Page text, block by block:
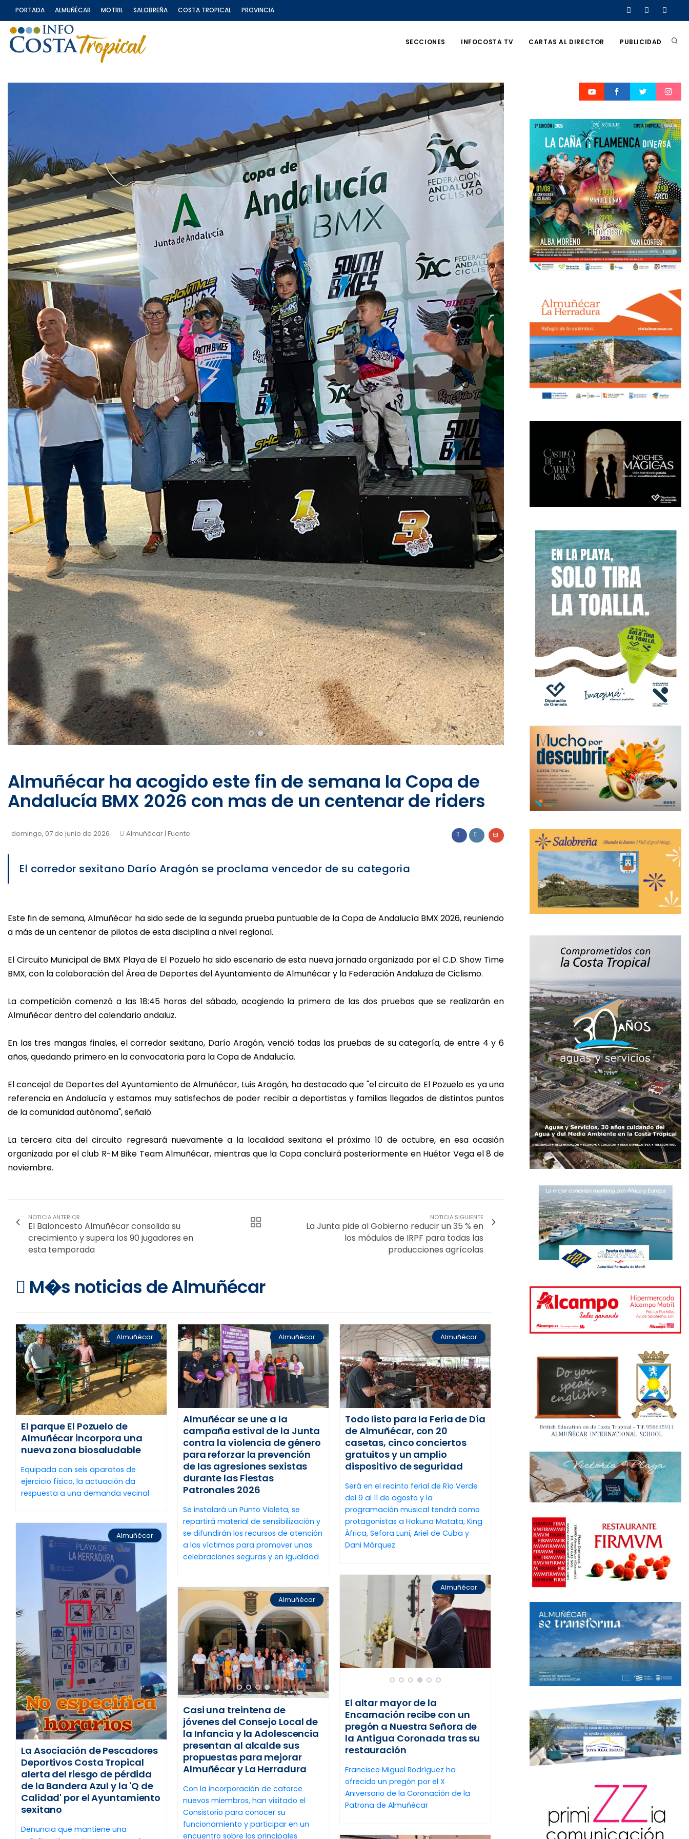
PORTADA ALMUÑÉCAR MOTRIL SALOBREÑA COSTA TROPICAL PROVINCIA
SECCIONES INFOCOSTA TV CARTAS AL DIRECTOR PUBLICIDAD
Almuñécar ha acogido este fin de semana la Copa de
Andalucía BMX 2026 con mas de un centenar de riders
domingo, 07 de junio de 2026 Almuñécar| Fuente:
El corredor sexitano Darío Aragón se proclama vencedor de su categoria
Este fin de semana, Almuñécar ha sido sede de la segunda prueba puntuable de la Copa de Andalucía BMX 2026, reuniendo
a más de un centenar de pilotos de esta disciplina a nivel regional.
El Circuito Municipal de BMX Playa de El Pozuelo ha sido escenario de esta nueva jornada organizada por el C.D. Show Time
BMX, con la colaboración del Área de Deportes del Ayuntamiento de Almuñécar y la Federación Andaluza de Ciclismo.
La competición comenzó a las 18:45 horas del sábado, acogiendo la primera de las dos pruebas que se realizarán en
Almuñécar dentro del calendario andaluz.
En las tres mangas finales, el corredor sexitano, Darío Aragón, venció todas las pruebas de su categoría, de entre 4 y 6
años, quedando primero en la convocatoria para la Copa de Andalucía.
El concejal de Deportes del Ayuntamiento de Almuñécar, Luis Aragón, ha destacado que "el circuito de El Pozuelo es ya una
referencia en Andalucía y estamos muy satisfechos de poder recibir a deportistas y familias llegados de distintos puntos
de la comunidad autónoma", señaló.
La tercera cita del circuito regresará nuevamente a la localidad sexitana el próximo 10 de octubre, en esa ocasión
organizada por el club R-M Bike Team Almuñécar, mientras que la Copa concluirá posteriormente en Huétor Vega el 8 de
noviembre.
NOTICIA ANTERIOR
El Baloncesto Almuñécar consolida su
crecimiento y supera los 90 jugadores en
esta temporada
NOTICIA SIGUIENTE
La Junta pide al Gobierno reducir un 35 % en
los módulos de IRPF para todas las
producciones agrícolas
M�s noticias de Almuñécar
Almuñécar
El parque El Pozuelo de
Almuñécar incorpora una
nueva zona biosaludable
Equipada con seis aparatos de
ejercicio físico, la actuación da
respuesta a una demanda vecinal
Almuñécar
Almuñécar se une a la
campaña estival de la Junta
contra la violencia de género
para reforzar la prevención
de las agresiones sexistas
durante las Fiestas
Patronales 2026
Se instalará un Punto Violeta, se
repartirá material de sensibilización y
se difundirán los recursos de atención
a las víctimas para promover unas
celebraciones seguras y en igualdad
Almuñécar
Todo listo para la Feria de Día
de Almuñécar, con 20
casetas, cinco conciertos
gratuitos y un amplio
dispositivo de seguridad
Será en el recinto ferial de Río Verde
del 9 al 11 de agosto y la
programación musical tendrá como
protagonistas a Hakuna Matata, King
África, Sefora Luni, Ariel de Cuba y
Dani Márquez
Almuñécar
La Asociación de Pescadores
Deportivos Costa Tropical
alerta del riesgo de pérdida
de la Bandera Azul y la 'Q de
Calidad' por el Ayuntamiento
sexitano
Denuncia que mantiene una
Almuñécar
El altar mayor de la
Encarnación recibe con un
pregón a Nuestra Señora de
la Antigua Coronada tras su
restauración
Francisco Miguel Rodríguez ha
ofrecido un pregón por el X
Aniversario de la Coronación de la
Patrona de Almuñécar
Almuñécar
Casi una treintena de
jóvenes del Consejo Local de
la Infancia y la Adolescencia
presentan al alcalde sus
propuestas para mejorar
Almuñécar y La Herradura
Con la incorporación de catorce
nuevos miembros, han visitado el
Consistorio para conocer su
funcionamiento y participar en un
encuentro sobre los principales